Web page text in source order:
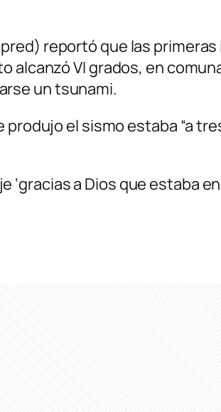
reportó que las
alcanzó VI grados, en
un tsunami.
el sismo estaba “a
a Dios que estaba en